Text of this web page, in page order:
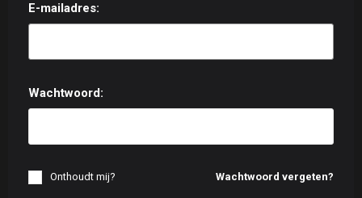
E-mailadres:
Wachtwoord:
Wachtwoord vergeten?
Onthoudt mij?